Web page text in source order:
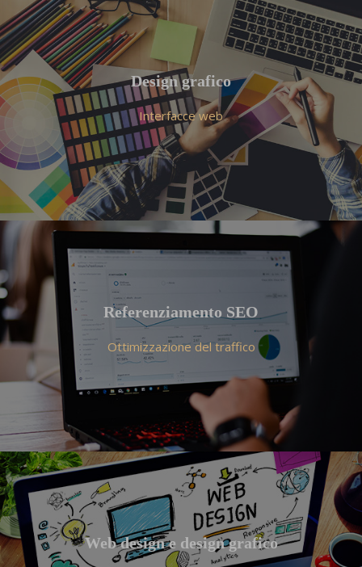
Design grafico
Interfacce web
Referenziamento SEO
Ottimizzazione del traffico
Web design e design grafico